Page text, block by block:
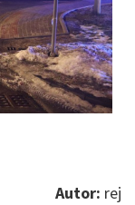
Autor: rej